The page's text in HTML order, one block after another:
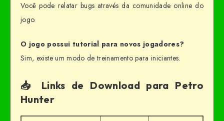
Você pode relatar bugs através da comunidade online do
jogo.
O jogo possui tutorial para novos jogadores?
Sim, existe um modo de treinamento para iniciantes.
📥 Links de Download para Petro
Hunter